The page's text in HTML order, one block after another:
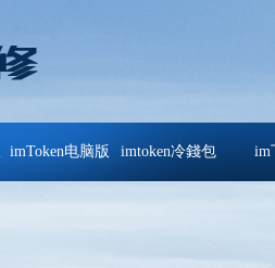
imToken电脑版 imtoken冷錢包 im